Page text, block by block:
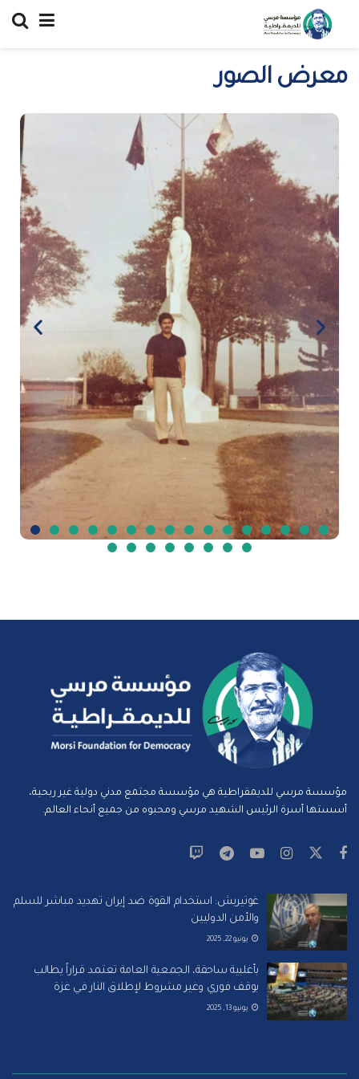
معرض الصور
مؤسسة مرسي للديمقراطية هي مؤسسة مجتمع مدني دولية غير ربحية،
أسستها أسرة الرئيس الشهيد مرسي ومحبوه من جميع أنحاء العالم.
غوتيريش: استخدام القوة ضد إيران تهديد مباشر للسلم
والأمن الدوليين
يونيو 22, 2025
بأغلبية ساحقة، الجمعية العامة تعتمد قراراً يطالب
بوقف فوري وغير مشروط لإطلاق النار في غزة
يونيو 13, 2025